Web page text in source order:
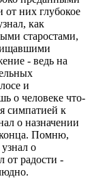
них глубокое
как
старостами,
- ведь на
и
о человеке что-
симпатией к
о назначении
конца. Помню,
о
от радости -